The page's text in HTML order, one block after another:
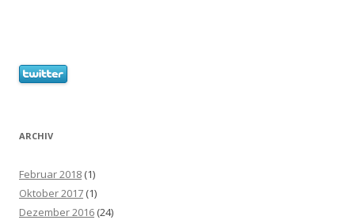
ARCHIV
Februar 2018 (1)
Oktober 2017 (1)
Dezember 2016 (24)